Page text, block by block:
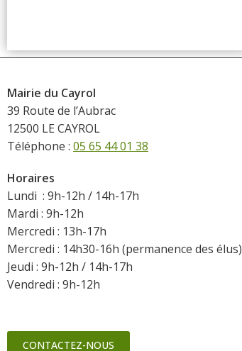
Mairie du Cayrol
39 Route de l’Aubrac
12500 LE CAYROL
Téléphone : 05 65 44 01 38
Horaires
Lundi : 9h-12h / 14h-17h
Mardi : 9h-12h
Mercredi : 13h-17h
Mercredi : 14h30-16h (permanence des élus)
Jeudi : 9h-12h / 14h-17h
Vendredi : 9h-12h
CONTACTEZ-NOUS